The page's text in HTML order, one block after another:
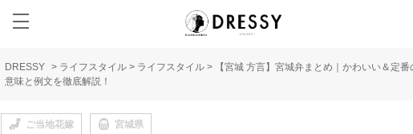
DRESSY > ライフスタイル > ライフスタイル >
【宮城 方言】宮城弁まとめ｜かわいい＆定
意味と例文を徹底解説！
ご当地花嫁 宮城県